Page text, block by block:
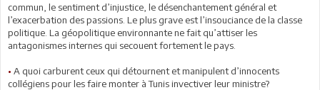
commun, le sentiment d’injustice, le désenchantement général et
l’exacerbation des passions. Le plus grave est l’insouciance de la classe
politique. La géopolitique environnante ne fait qu’attiser les
antagonismes internes qui secouent fortement le pays.
• A quoi carburent ceux qui détournent et manipulent d’innocents
collégiens pour les faire monter à Tunis invectiver leur ministre?